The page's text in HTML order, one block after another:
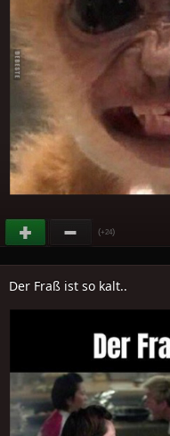
(+24)
Der Fraß ist so kalt..